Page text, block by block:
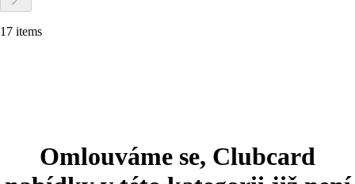
17 items
Omlouváme se, Clubcard